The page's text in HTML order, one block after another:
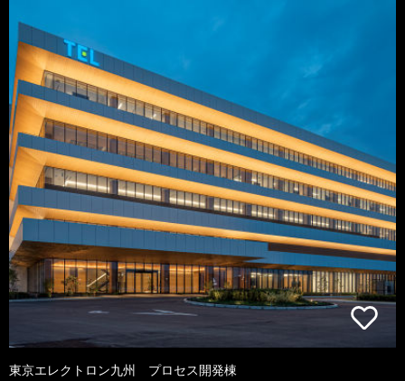
東京エレクトロン九州 プロセス開発棟